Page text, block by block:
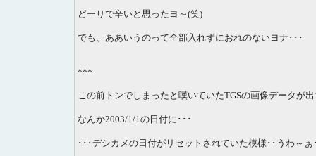
どーりで辛いと思ったヨ～(笑)
でも、ああいうのって全部入れずにおれのないヨナ･･･
***
この前トンでしまったと嘆いていたTGSの画像データが
なんか2003/1/1の日付に･･･
･･･デシカメの日付がリセットされていた模様･･うわ～ぁ